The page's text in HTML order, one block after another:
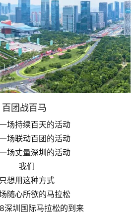
百团战百马
场持续百天的活动
场联动百团的活动
场丈量深圳的活动
我们
只想用这种方式
随心所欲的马拉松
深圳国际马拉松的到来